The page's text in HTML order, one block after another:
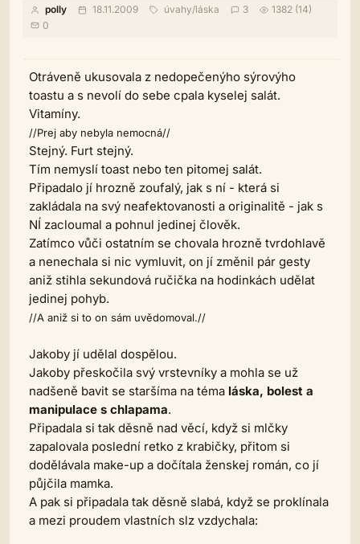
polly 18.11.2009 úvahy/láska 3
1382 (14)
0
Otráveně ukusovala z nedopečenýho sýrovýho
toastu a s nevolí do sebe cpala kyselej salát.
Vitamíny.
//Prej aby nebyla nemocná//
Stejný. Furt stejný.
Tím nemyslí toast nebo ten pitomej salát.
Připadalo jí hrozně zoufalý, jak s ní - která si
zakládala na svý neafektovanosti a originalitě - jak s
NÍ zacloumal a pohnul jedinej člověk.
Zatímco vůči ostatním se chovala hrozně tvrdohlavě
a nenechala si nic vymluvit, on jí změnil pár gesty
aniž stihla sekundová ručička na hodinkách udělat
jedinej pohyb.
//A aniž si to on sám uvědomoval.//
Jakoby jí udělal dospělou.
Jakoby přeskočila svý vrstevníky a mohla se už
nadšeně bavit se staršíma na téma láska, bolest a
manipulace s chlapama.
Připadala si tak děsně nad věcí, když si mlčky
zapalovala poslední retko z krabičky, přitom si
dodělávala make-up a dočítala ženskej román, co jí
půjčila mamka.
A pak si připadala tak děsně slabá, když se proklínala
a mezi proudem vlastních slz vzdychala: